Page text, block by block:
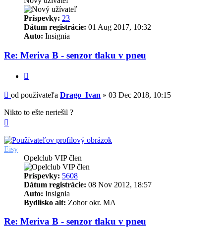
Príspevky: 23
Dátum registrácie: 01 Aug 2017, 10:32
Auto: Insignia
Re: Meriva B - senzor tlaku v pneu
Príspevok
od používateľa Drago_Ivan » 03 Dec 2018, 10:15
Nikto to ešte neriešil ?
Eisy
Opelclub VIP člen
Príspevky: 5608
Dátum registrácie: 08 Nov 2012, 18:57
Auto: Insignia
Bydlisko alt: Zohor okr. MA
Re: Meriva B - senzor tlaku v pneu